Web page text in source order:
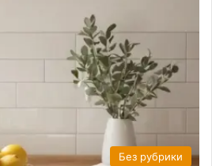
Без рубрики